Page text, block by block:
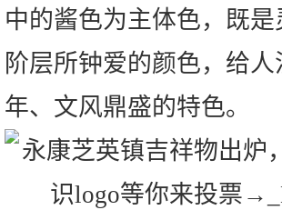
中的酱色为主体色，既
阶层所钟爱的颜色，给
年、文风鼎盛的特色。